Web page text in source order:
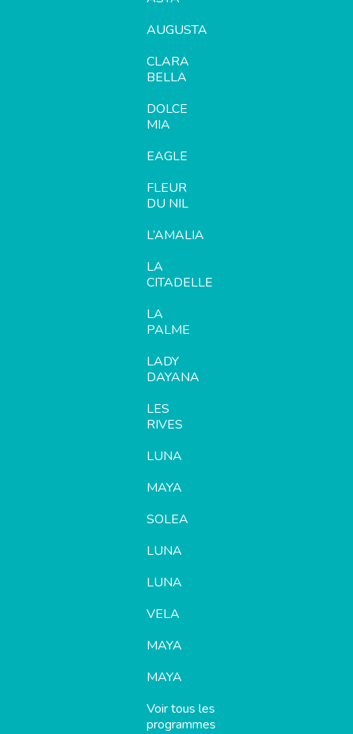
AUGUSTA
CLARA
BELLA
DOLCE
MIA
EAGLE
FLEUR
DU NIL
L’AMALIA
LA
CITADELLE
LA
PALME
LADY
DAYANA
LES
RIVES
LUNA
MAYA
SOLEA
LUNA
LUNA
VELA
MAYA
MAYA
Voir tous les
programmes